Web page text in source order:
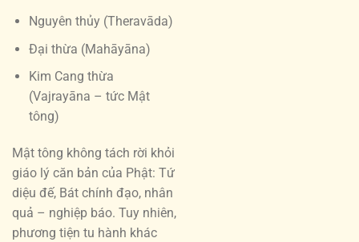
Nguyên thủy (Theravāda)
Đại thừa (Mahāyāna)
Kim Cang thừa
(Vajrayāna – tức Mật
tông)
Mật tông không tách rời khỏi
giáo lý căn bản của Phật: Tứ
diệu đế, Bát chính đạo, nhân
quả – nghiệp báo. Tuy nhiên,
phương tiện tu hành khác